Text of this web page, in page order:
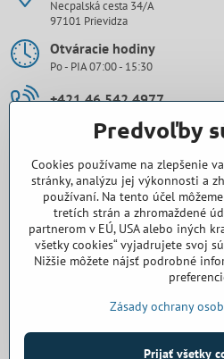
Necpalská cesta 34/A
97101 Prievidza
Otváracie hodiny
Po - PIA 07:00 - 15:30
+421 46 542 4977
0907 971 896
prievidza​@cora-gastro​.sk
Obchodné zastúpenie Cora
0918 345 325
©2026
Predvoľby
Cookies používame na zlepšenie
stránky, analýzu jej výkonnosti a
používaní. Na tento účel
tretích strán a zhromaždené
partnerom v EÚ, USA alebo iných
všetky cookies“ vyjadrujete svoj
Nižšie môžete nájsť podrobné
Zásady ochrany
Prijať všetky